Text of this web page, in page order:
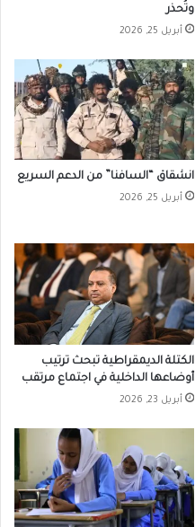
وتُحذر
أبريل 25, 2026
انشقاق “السافنا” من الدعم السريع
أبريل 25, 2026
الكتلة الديمقراطية تبحث ترتيب
أوضاعها الداخلية في اجتماع مرتقب
أبريل 23, 2026